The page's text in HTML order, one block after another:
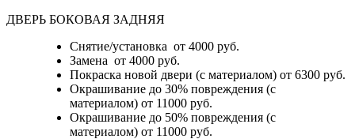
ДВЕРЬ БОКОВАЯ ЗАДНЯЯ
Снятие/установка от 4000 руб.
Замена от 4000 руб.
Покраска новой двери (с материалом) от 6300 руб.
Окрашивание до 30% повреждения (с
материалом) от 11000 руб.
Окрашивание до 50% повреждения (с
материалом) от 11000 руб.